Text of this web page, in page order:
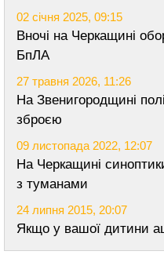
02 січня 2025, 09:15
Вночі на Черкащині
БпЛА
27 травня 2026, 11:26
На Звенигородщині
зброєю
09 листопада 2022, 12:07
На Черкащині
з туманами
24 липня 2015, 20:07
Якщо у вашої дитини